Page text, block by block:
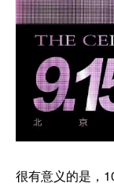
很有意义的是，